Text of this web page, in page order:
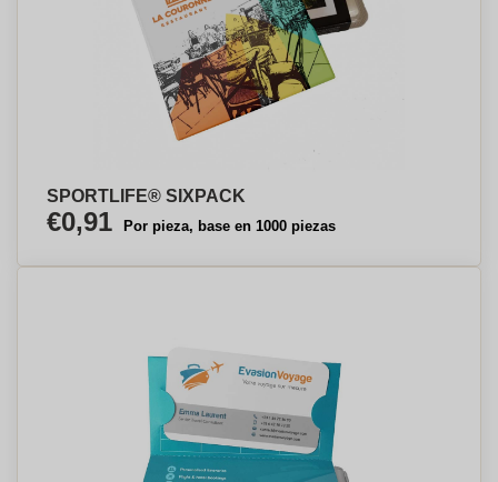
SPORTLIFE® SIXPACK
€0,91 Por pieza, base en 1000 piezas